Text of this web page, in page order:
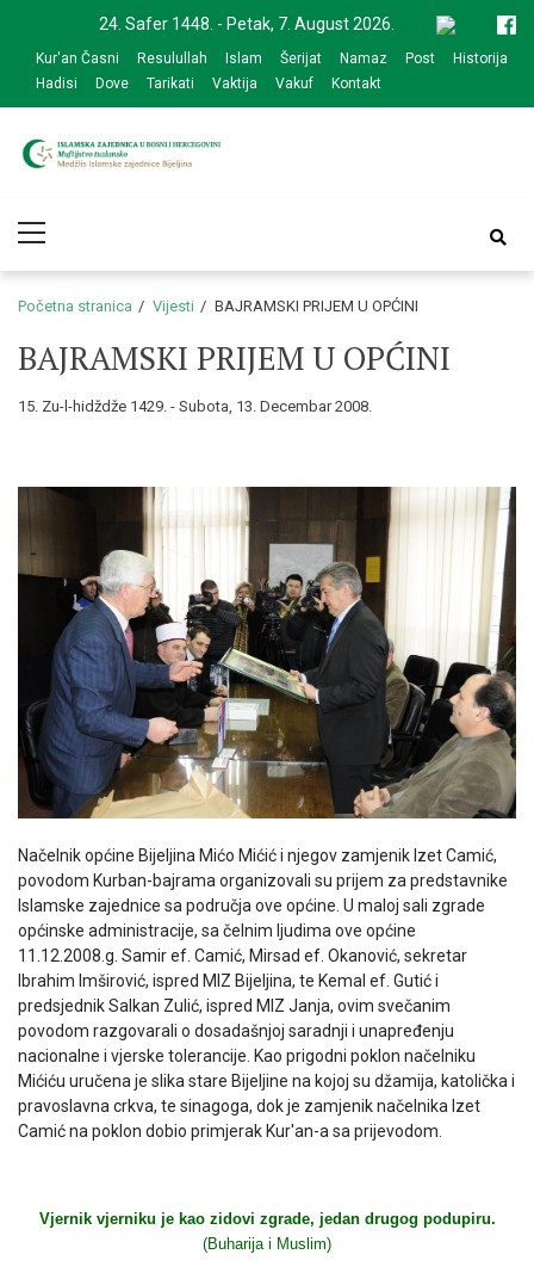
navigation
content
24. Safer 1448. - Petak, 7. August 2026.
Kur'an Časni Resulullah Islam Šerijat Namaz Post
Historija
Hadisi
Dove Tarikati Vaktija Vakuf Kontakt
zajednice Bijeljina
Menu
Početna stranica Vijesti BAJRAMSKI PRIJEM U OPĆINI
BAJRAMSKI PRIJEM U OPĆINI
15. Zu-l-hidždže 1429. - Subota, 13. Decembar 2008.
Načelnik općine Bijeljina Mićo Mićić i njegov zamjenik Izet Camić,
povodom Kurban-bajrama organizovali su prijem za predstavnike
Islamske zajednice sa područja ove općine. U maloj sali zgrade
općinske administracije, sa čelnim ljudima ove općine
11.12.2008.g. Samir ef. Camić, Mirsad ef. Okanović, sekretar
Ibrahim Imširović, ispred MIZ Bijeljina, te Kemal ef. Gutić i
predsjednik Salkan Zulić, ispred MIZ Janja, ovim svečanim
povodom razgovarali o dosadašnjoj saradnji i unapređenju
nacionalne i vjerske tolerancije. Kao prigodni poklon načelniku
Mićiću uručena je slika stare Bijeljine na kojoj su džamija, katolička i
pravoslavna crkva, te sinagoga, dok je zamjenik načelnika Izet
Camić na poklon dobio primjerak Kur'an-a sa prijevodom.
Vjernik vjerniku je kao zidovi zgrade, jedan drugog podupiru.
(Buharija i Muslim)